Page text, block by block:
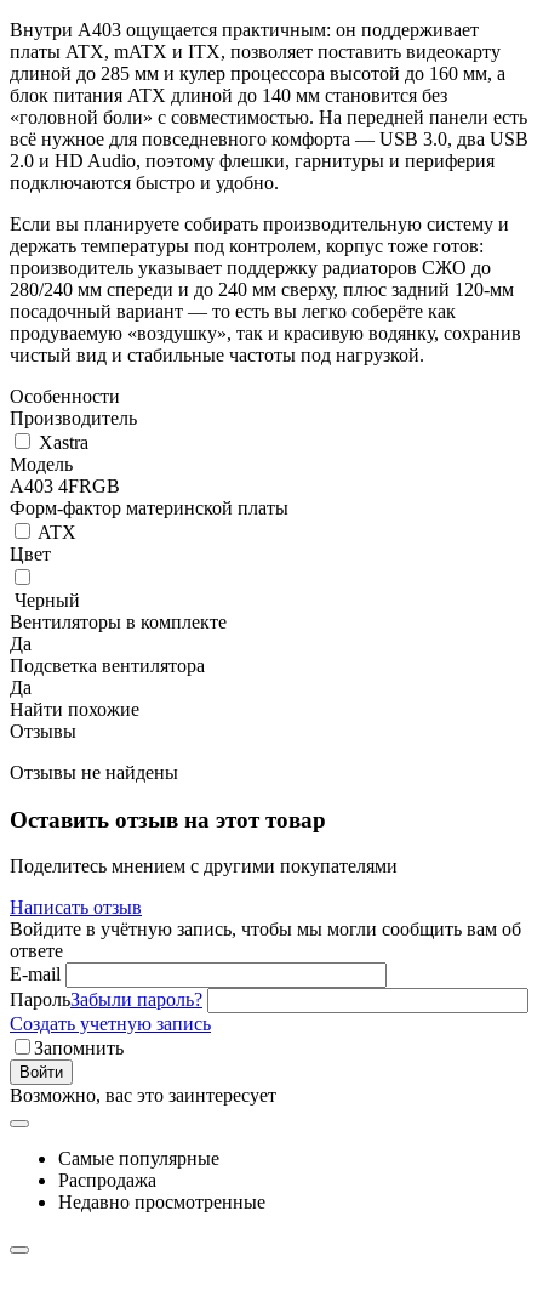
Внутри A403 ощущается практичным: он поддерживает
платы ATX, mATX и ITX, позволяет поставить видеокарту
длиной до 285 мм и кулер процессора высотой до 160 мм, а
блок питания ATX длиной до 140 мм становится без
«головной боли» с совместимостью. На передней панели есть
всё нужное для повседневного комфорта — USB 3.0, два USB
2.0 и HD Audio, поэтому флешки, гарнитуры и периферия
подключаются быстро и удобно.
Если вы планируете собирать производительную систему и
держать температуры под контролем, корпус тоже готов:
производитель указывает поддержку радиаторов СЖО до
280/240 мм спереди и до 240 мм сверху, плюс задний 120-мм
посадочный вариант — то есть вы легко соберёте как
продуваемую «воздушку», так и красивую водянку, сохранив
чистый вид и стабильные частоты под нагрузкой.
Особенности
Производитель
Xastra
Модель
A403 4FRGB
Форм-фактор материнской платы
ATX
Цвет
Черный
Вентиляторы в комплекте
Да
Подсветка вентилятора
Да
Найти похожие
Отзывы
Отзывы не найдены
Оставить отзыв на этот товар
Поделитесь мнением с другими покупателями
Написать отзыв
Войдите в учётную запись, чтобы мы могли сообщить вам об
ответе
E-mail
ПарольЗабыли пароль?
Создать учетную запись
Запомнить
Войти
Возможно, вас это заинтересует
Самые популярные
Распродажа
Недавно просмотренные